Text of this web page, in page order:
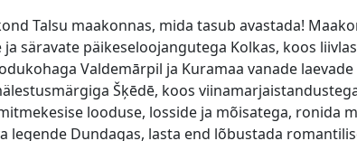
Talsu maakonnas, mida tasub avastada!
säravate päikeseloojangutega Kolkas, koos
Valdemārpil ja Kuramaa vanade
Šķēdē, koos
looduse, losside ja mõisatega, ronida
legende Dundagas, lasta end lõbustada